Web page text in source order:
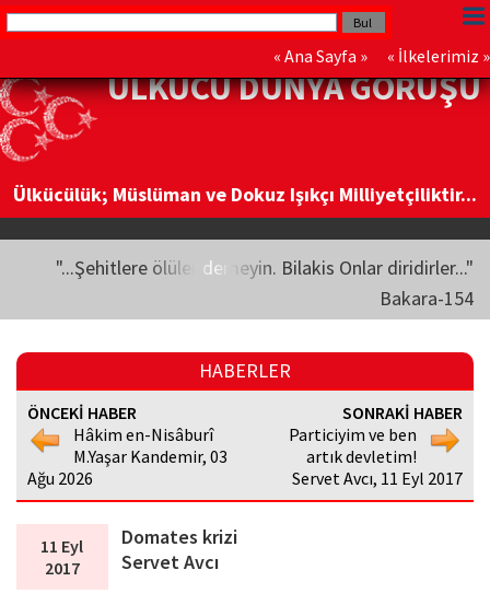
« Ana Sayfa » « İlkelerimiz »
ÜLKÜCÜ DÜNYA GÖRÜŞÜ
Ülkücülük; Müslüman ve Dokuz Işıkçı Milliyetçiliktir...
"...Şehitlere ölüler demeyin. Bilakis Onlar diridirler..."
Bakara-154
HABERLER
ÖNCEKİ HABER
Hâkim en-Nisâburî
M.Yaşar Kandemir, 03
Ağu 2026
SONRAKİ HABER
Particiyim ve ben
artık devletim!
Servet Avcı, 11 Eyl 2017
11 Eyl
2017
Domates krizi
Servet Avcı